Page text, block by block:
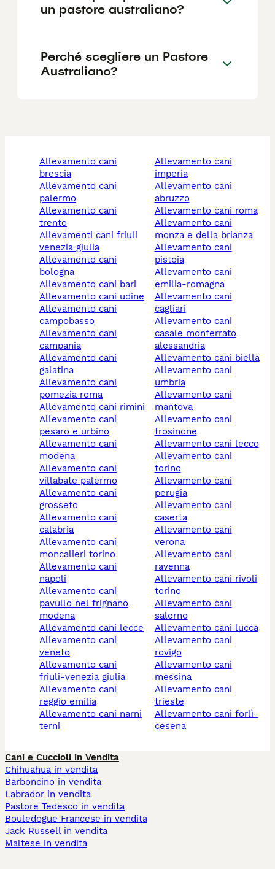
un pastore australiano?
Perché scegliere un Pastore
Australiano?
allevamento cani
brescia
allevamento cani
palermo
allevamento cani
trento
allevamenti cani friuli
venezia giulia
allevamento cani
bologna
allevamento cani bari
allevamento cani udine
allevamento cani
campobasso
allevamento cani
campania
allevamento cani
galatina
allevamento cani
pomezia roma
allevamento cani rimini
allevamento cani
pesaro e urbino
allevamento cani
modena
allevamento cani
villabate palermo
allevamento cani
grosseto
allevamento cani
calabria
allevamento cani
moncalieri torino
allevamento cani
napoli
allevamento cani
pavullo nel frignano
modena
allevamento cani lecce
allevamento cani
veneto
allevamento cani
friuli-venezia giulia
allevamento cani
reggio emilia
allevamento cani narni
terni
allevamento cani
imperia
allevamento cani
abruzzo
allevamento cani roma
allevamento cani
monza e della brianza
allevamento cani
pistoia
allevamento cani
emilia-romagna
allevamento cani
cagliari
allevamento cani
casale monferrato
alessandria
allevamento cani biella
allevamento cani
umbria
allevamento cani
mantova
allevamento cani
frosinone
allevamento cani lecco
allevamento cani
torino
allevamento cani
perugia
allevamento cani
caserta
allevamento cani
verona
allevamento cani
ravenna
allevamento cani rivoli
torino
allevamento cani
salerno
allevamento cani lucca
allevamento cani
rovigo
allevamento cani
messina
allevamento cani
trieste
allevamento cani forlì-
cesena
Cani e Cuccioli in Vendita
Chihuahua in vendita
Barboncino in vendita
Labrador in vendita
Pastore Tedesco in vendita
Bouledogue Francese in vendita
Jack Russell in vendita
Maltese in vendita